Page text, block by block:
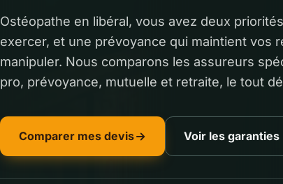
Ostéopathe en libéral, vous avez deux
exercer, et une prévoyance qui maintient vos
manipuler. Nous comparons les assureurs
pro, prévoyance, mutuelle et retraite, le tout
Comparer mes devis Voir les garanties